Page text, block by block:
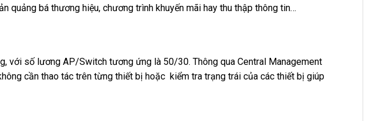
quảng bá thương hiệu, chương trình khuyến mãi hay thu thập thông tin…
với số lương AP/Switch tương ứng là 50/30. Thông qua Central Management
cần thao tác trên từng thiết bị hoặc kiểm tra trạng trái của các thiết bị giúp